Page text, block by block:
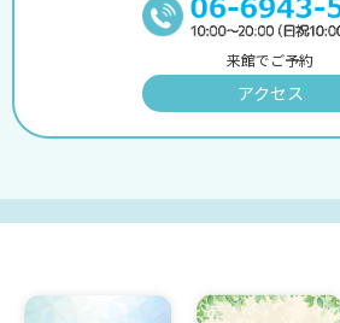
来館でご予約
アクセス